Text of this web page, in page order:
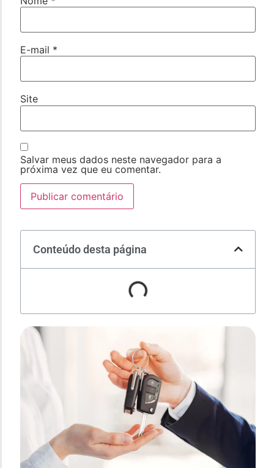
E-mail *
Site
Salvar meus dados neste navegador para a
próxima vez que eu comentar.
Conteúdo desta página